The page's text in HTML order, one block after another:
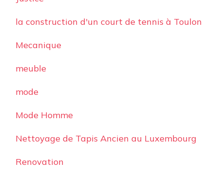
la construction d'un court de tennis à Toulon
Mecanique
meuble
mode
Mode Homme
Nettoyage de Tapis Ancien au Luxembourg
Renovation